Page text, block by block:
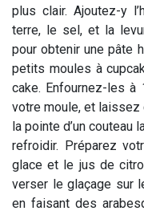
plus clair. Ajoutez-y
terre, le sel, et la
pour obtenir une pâte
petits moules à
cake. Enfournez-les
votre moule, et laissez
la pointe d’un
refroidir. Préparez
glace et le jus de
verser le glaçage sur
en faisant des